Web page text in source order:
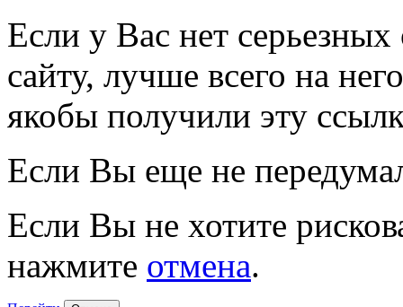
Если у Вас нет
сайту, лучше всего на
якобы получили эту
Если Вы еще не
Если Вы не хотите
нажмите отмена.